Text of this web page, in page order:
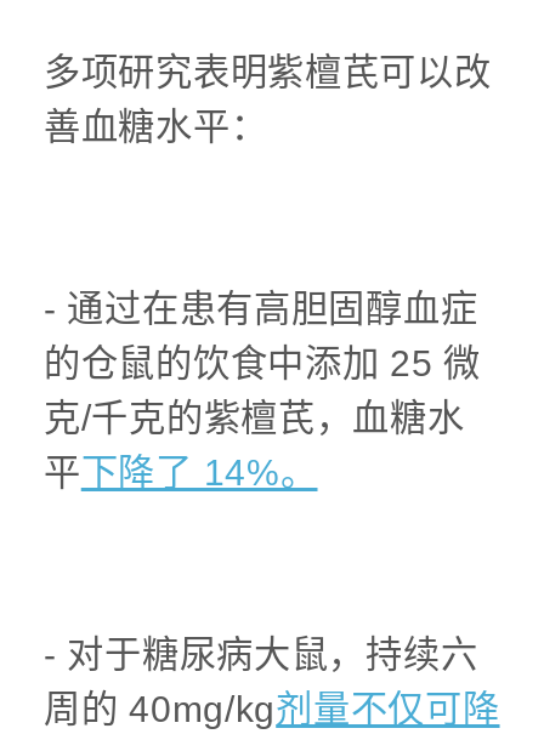
多项研究表明紫檀芪可以改
善血糖水平：
- 通过在患有高胆固醇血症
的仓鼠的饮食中添加 25 微
克/千克的紫檀芪，血糖水
平下降了 14%。
- 对于糖尿病大鼠，持续六
周的 40mg/kg剂量不仅可降